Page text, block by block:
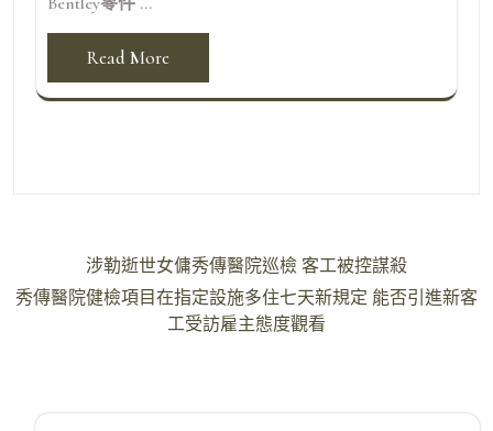
Read More
章
涉勒逝世女傭秀傳醫院巡檢 客工被控謀殺
秀傳醫院健檢項目在指定設施多住七天新規定 能否引進新客
工受訪雇主態度觀看